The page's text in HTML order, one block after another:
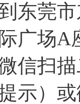
东莞
广场A
信扫
示）